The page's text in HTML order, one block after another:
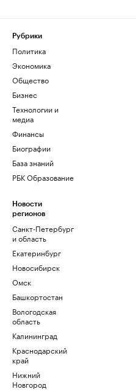
Рубрики
Политика
Экономика
Общество
Бизнес
Технологии и
медиа
Финансы
Биографии
База знаний
РБК Образование
Новости
регионов
Санкт-Петербург
и область
Екатеринбург
Новосибирск
Омск
Башкортостан
Вологодская
область
Калининград
Краснодарский
край
Нижний
Новгород